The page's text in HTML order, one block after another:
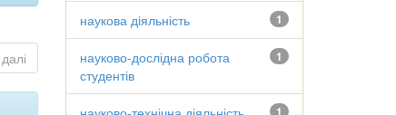
далі
1
наукова діяльність
1
науково-дослідна робота
студентів
1